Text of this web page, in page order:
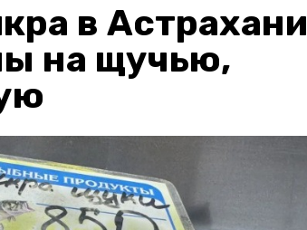
в Астрахани
на щучью,